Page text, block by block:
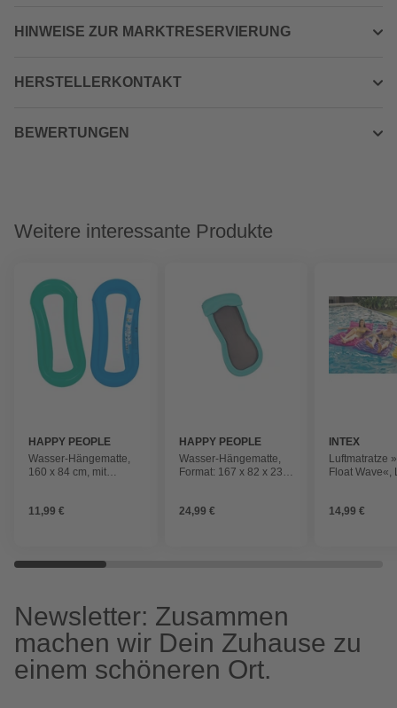
HINWEISE ZUR MARKTRESERVIERUNG
HERSTELLERKONTAKT
BEWERTUNGEN
Weitere interessante Produkte
HAPPY PEOPLE
Wasser-Hängematte,
160 x 84 cm, mit
11,99 €
HAPPY PEOPLE
Wasser-Hängematte,
Format: 167 x 82 x 23
24,99 €
INTEX
Luftmatratze
Float Wave«,
14,99 €
Newsletter: Zusammen
machen wir Dein Zuhause zu
einem schöneren Ort.